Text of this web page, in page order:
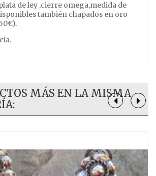
de ley ,cierre omega,medida de
también chapados en oro
MÁS EN LA MISMA